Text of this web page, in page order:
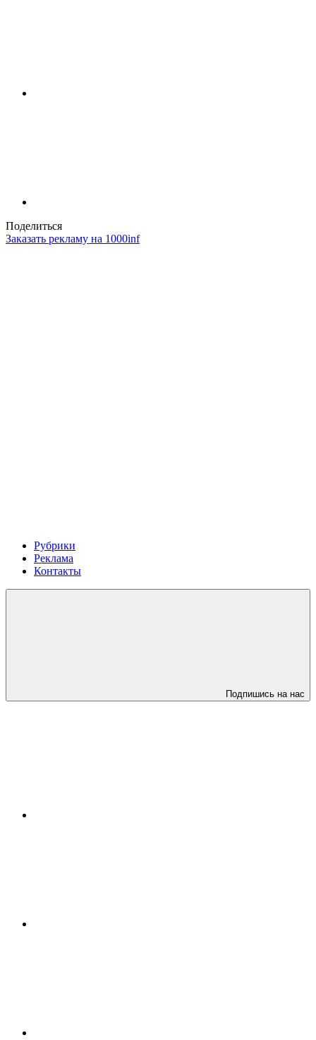
Поделиться
Заказать рекламу на 1000inf
Рубрики
Реклама
Контакты
Подпишись на нас